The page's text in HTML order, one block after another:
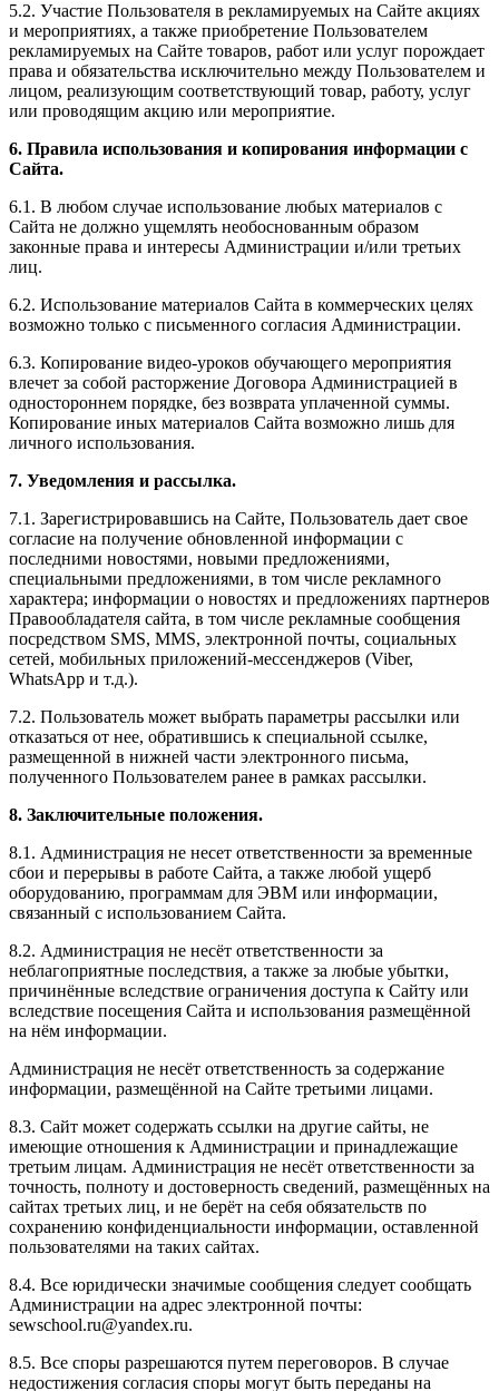
5.2. Участие Пользователя в рекламируемых на Сайте акциях
и мероприятиях, а также приобретение Пользователем
рекламируемых на Сайте товаров, работ или услуг порождает
права и обязательства исключительно между Пользователем и
лицом, реализующим соответствующий товар, работу, услуг
или проводящим акцию или мероприятие.
6. Правила использования и копирования информации с
Сайта.
6.1. В любом случае использование любых материалов с
Сайта не должно ущемлять необоснованным образом
законные права и интересы Администрации и/или третьих
лиц.
6.2. Использование материалов Сайта в коммерческих целях
возможно только с письменного согласия Администрации.
6.3. Копирование видео-уроков обучающего мероприятия
влечет за собой расторжение Договора Администрацией в
одностороннем порядке, без возврата уплаченной суммы.
Копирование иных материалов Сайта возможно лишь для
личного использования.
7. Уведомления и рассылка.
7.1. Зарегистрировавшись на Сайте, Пользователь дает свое
согласие на получение обновленной информации с
последними новостями, новыми предложениями,
специальными предложениями, в том числе рекламного
характера; информации о новостях и предложениях партнеров
Правообладателя сайта, в том числе рекламные сообщения
посредством SMS, MMS, электронной почты, социальных
сетей, мобильных приложений-мессенджеров (Viber,
WhatsApp и т.д.).
7.2. Пользователь может выбрать параметры рассылки или
отказаться от нее, обратившись к специальной ссылке,
размещенной в нижней части электронного письма,
полученного Пользователем ранее в рамках рассылки.
8. Заключительные положения.
8.1. Администрация не несет ответственности за временные
сбои и перерывы в работе Сайта, а также любой ущерб
оборудованию, программам для ЭВМ или информации,
связанный с использованием Сайта.
8.2. Администрация не несёт ответственности за
неблагоприятные последствия, а также за любые убытки,
причинённые вследствие ограничения доступа к Сайту или
вследствие посещения Сайта и использования размещённой
на нём информации.
Администрация не несёт ответственность за содержание
информации, размещённой на Сайте третьими лицами.
8.3. Сайт может содержать ссылки на другие сайты, не
имеющие отношения к Администрации и принадлежащие
третьим лицам. Администрация не несёт ответственности за
точность, полноту и достоверность сведений, размещённых на
сайтах третьих лиц, и не берёт на себя обязательств по
сохранению конфиденциальности информации, оставленной
пользователями на таких сайтах.
8.4. Все юридически значимые сообщения следует сообщать
Администрации на адрес электронной почты:
sewschool.ru@yandex.ru.
8.5. Все споры разрешаются путем переговоров. В случае
недостижения согласия споры могут быть переданы на